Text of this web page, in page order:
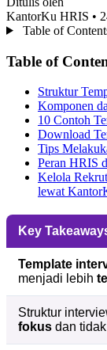
KantorKu HRIS •
Table of
Table of
Struktur
Komponen
10 Contoh
Download
Tips
Peran HRIS
Kelola
lewat
Key
Template
menjadi lebih
Struktur
fokus dan